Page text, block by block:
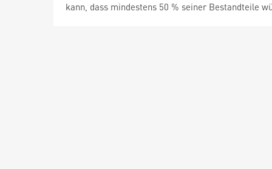
kann, dass mindestens 50 % seiner Bestandteile